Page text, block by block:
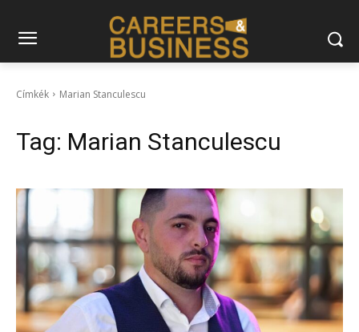
Címkék Marian Stanculescu
Tag: Marian Stanculescu